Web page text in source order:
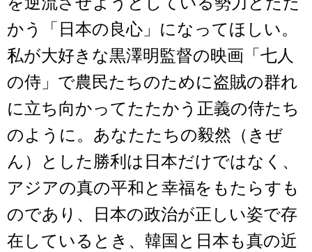
かう「日本の良心」になってほしい。
私が大好きな黒澤明監督の映画「七人
の侍」で農民たちのために盗賊の群れ
に立ち向かってたたかう正義の侍たち
のように。あなたたちの毅然（きぜ
ん）とした勝利は日本だけではなく、
アジアの真の平和と幸福をもたらすも
のであり、日本の政治が正しい姿で存
在しているとき、韓国と日本も真の近